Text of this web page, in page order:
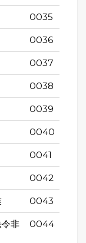
0035
0036
0037
0038
0039
0040
0041
0042
0043
非
0044